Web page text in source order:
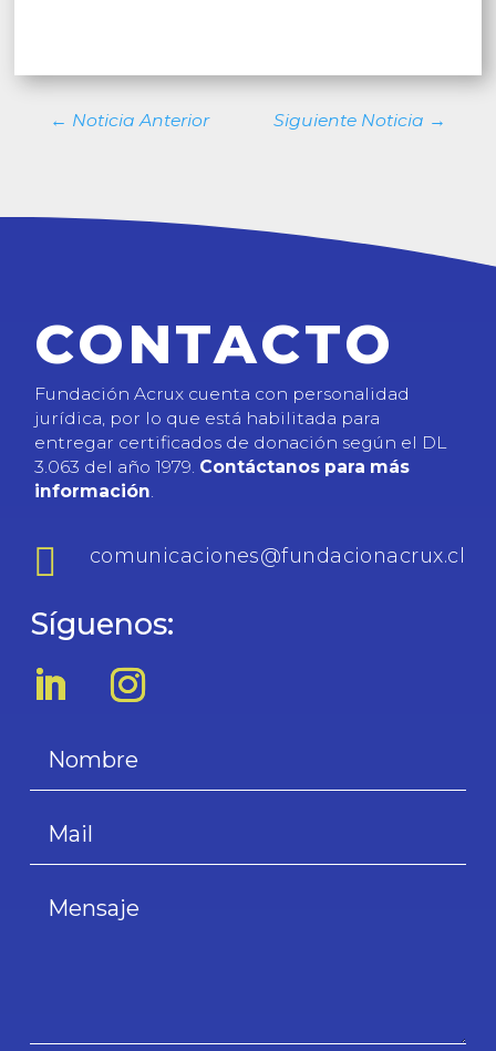
← Noticia Anterior Siguiente Noticia →
CONTACTO
Fundación Acrux cuenta con personalidad
jurídica, por lo que está habilitada para
entregar certificados de donación según el DL
3.063 del año 1979. Contáctanos para más
información
 comunicaciones@fundacionacrux.cl
Síguenos: